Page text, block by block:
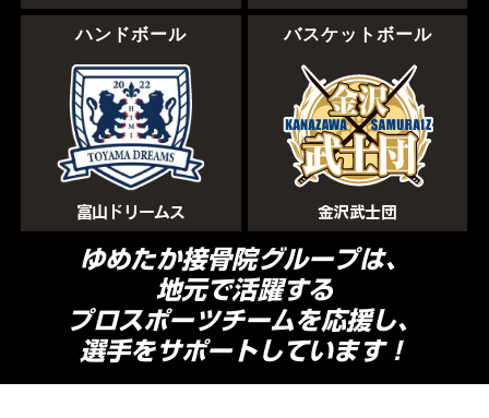
ハンドボール
富山ドリームス
バスケットボール
金沢武士団
ゆめたか接骨院グループは、
地元で活躍する
プロスポーツチームを応援し、
選手をサポートしています！